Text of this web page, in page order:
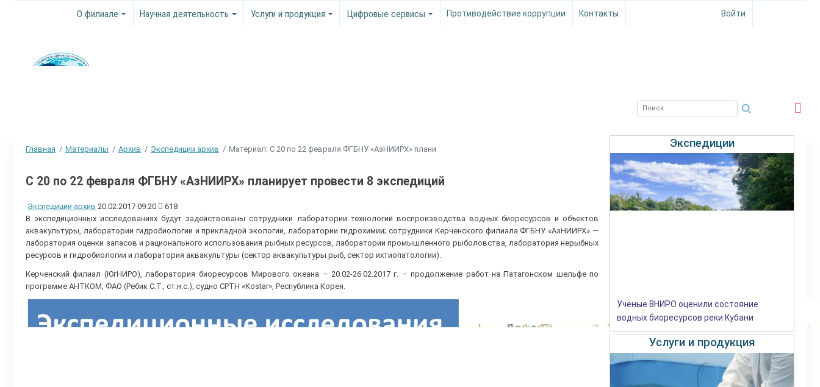
О филиале Научная деятельность Услуги и продукция Цифровые сервисы Противодействие коррупции Контакты Войти
Главная Материалы Архив Экспедиции архив Материал: С 20 по 22 февраля ФГБНУ «АзНИИРХ» плани
С 20 по 22 февраля ФГБНУ «АзНИИРХ» планирует провести 8 экспедиций
Экспедиции архив 20.02.2017 09:20
618
В экспедиционных исследованиях будут задействованы сотрудники лаборатории технологий воспроизводства водных биоресурсов и объектов
аквакультуры, лаборатории гидробиологии и прикладной экологии, лаборатории гидрохимии; сотрудники Керченского филиала ФГБНУ «АзНИИРХ» —
лаборатория оценки запасов и рационального использования рыбных ресурсов, лаборатории промышленного рыболовства, лаборатория нерыбных
ресурсов и гидробиологии и лаборатория аквакультуры (сектор аквакультуры рыб, сектор ихтиопатологии).
Керченский филиал (ЮгНИРО), лаборатория биоресурсов Мирового океана – 20.02-26.02.2017 г. – продолжение работ на Патагонском шельфе по
программе АНТКОМ, ФАО (Ребик С.Т., ст.н.с.); судно СРТН «Kostar», Республика Корея.
Экспедиции
Учёные ВНИРО оценили состояние
водных биоресурсов реки Кубани
Услуги и продукция